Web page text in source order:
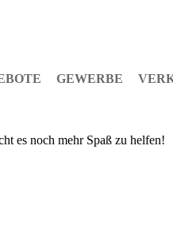
GEWERBE
es noch mehr Spaß zu helfen!